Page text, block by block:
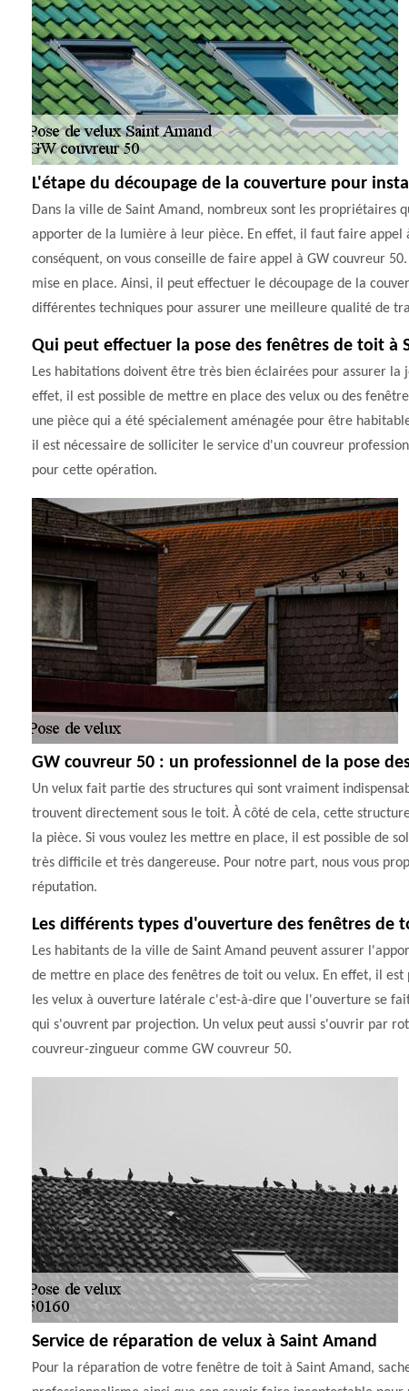
L'étape du découpage de la couverture pour
Dans la ville de Saint Amand, nombreux sont les
apporter de la lumière à leur pièce. En effet, il faut faire
conséquent, on vous conseille de faire appel à GW couvreur
mise en place. Ainsi, il peut effectuer le découpage de la
différentes techniques pour assurer une meilleure qualité de
Qui peut effectuer la pose des fenêtres de toit à
Les habitations doivent être très bien éclairées pour assurer
effet, il est possible de mettre en place des velux ou des
une pièce qui a été spécialement aménagée pour être
il est nécessaire de solliciter le service d'un couvreur
pour cette opération.
GW couvreur 50 : un professionnel de la pose
Un velux fait partie des structures qui sont vraiment
trouvent directement sous le toit. À côté de cela, cette
la pièce. Si vous voulez les mettre en place, il est possible de
très difficile et très dangereuse. Pour notre part, nous vous
réputation.
Les différents types d'ouverture des fenêtres de
Les habitants de la ville de Saint Amand peuvent assurer
de mettre en place des fenêtres de toit ou velux. En effet, il
les velux à ouverture latérale c'est-à-dire que l'ouverture se
qui s'ouvrent par projection. Un velux peut aussi s'ouvrir par
couvreur-zingueur comme GW couvreur 50.
Service de réparation de velux à Saint Amand
Pour la réparation de votre fenêtre de toit à Saint Amand,